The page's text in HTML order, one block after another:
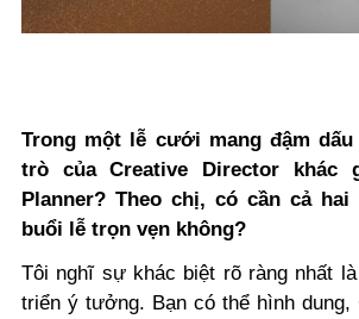
Trong một lễ cưới mang đậm dấu
trò của Creative Director khác
Planner? Theo chị, có cần cả
buổi lễ trọn vẹn không?
Tôi nghĩ sự khác biệt rõ ràng nhất
triển ý tưởng. Bạn có thể hình dung,